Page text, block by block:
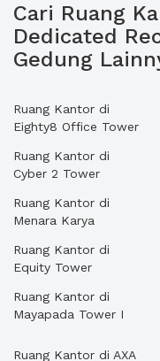
Cari Ruang
Dedicated
Gedung
Ruang Kantor di
Eighty8 Office Tower
Ruang Kantor di
Cyber 2 Tower
Ruang Kantor di
Menara Karya
Ruang Kantor di
Equity Tower
Ruang Kantor di
Mayapada Tower I
Ruang Kantor di AXA